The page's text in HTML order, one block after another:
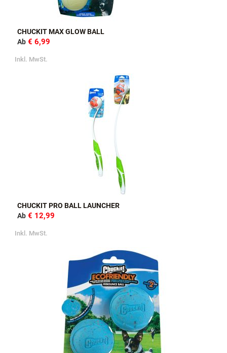
CHUCKIT MAX GLOW BALL
Ab € 6,99
Inkl. MwSt.
CHUCKIT PRO BALL LAUNCHER
Ab € 12,99
Inkl. MwSt.